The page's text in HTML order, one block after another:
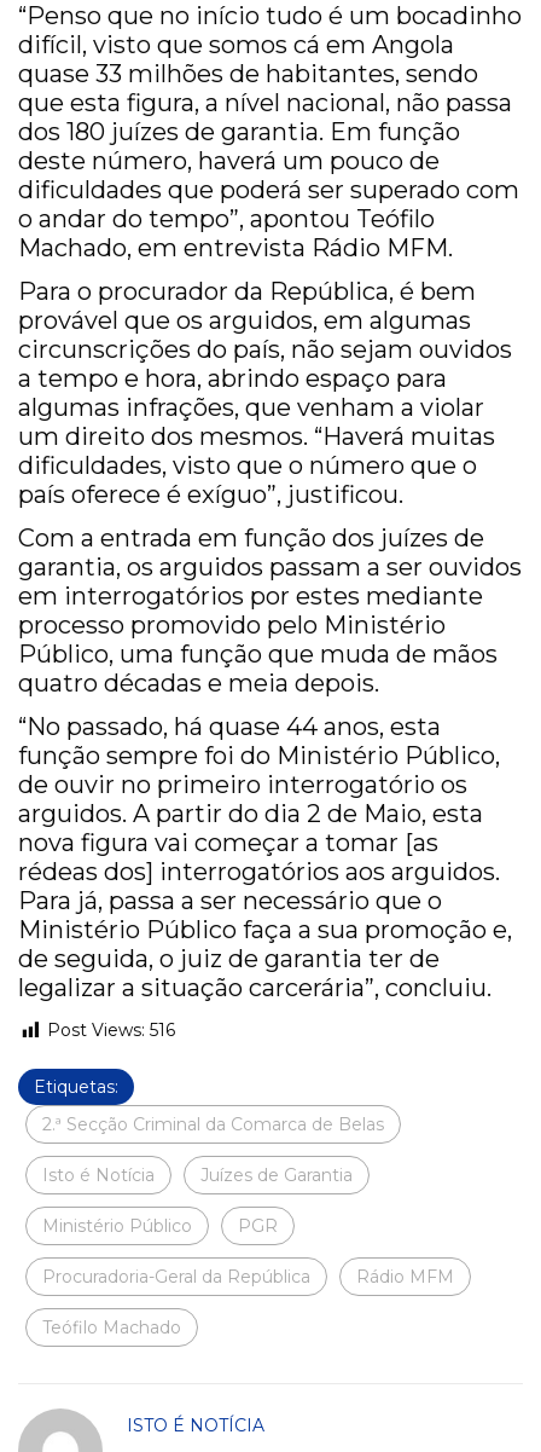
“Penso que no início tudo é um bocadinho
difícil, visto que somos cá em Angola
quase 33 milhões de habitantes, sendo
que esta figura, a nível nacional, não passa
dos 180 juízes de garantia. Em função
deste número, haverá um pouco de
dificuldades que poderá ser superado com
o andar do tempo”, apontou Teófilo
Machado, em entrevista Rádio MFM.
Para o procurador da República, é bem
provável que os arguidos, em algumas
circunscrições do país, não sejam ouvidos
a tempo e hora, abrindo espaço para
algumas infrações, que venham a violar
um direito dos mesmos. “Haverá muitas
dificuldades, visto que o número que o
país oferece é exíguo”, justificou.
Com a entrada em função dos juízes de
garantia, os arguidos passam a ser ouvidos
em interrogatórios por estes mediante
processo promovido pelo Ministério
Público, uma função que muda de mãos
quatro décadas e meia depois.
“No passado, há quase 44 anos, esta
função sempre foi do Ministério Público,
de ouvir no primeiro interrogatório os
arguidos. A partir do dia 2 de Maio, esta
nova figura vai começar a tomar [as
rédeas dos] interrogatórios aos arguidos.
Para já, passa a ser necessário que o
Ministério Público faça a sua promoção e,
de seguida, o juiz de garantia ter de
legalizar a situação carcerária”, concluiu.
Post Views: 516
Etiquetas:
2.ª Secção Criminal da Comarca de Belas
Isto é Notícia Juízes de Garantia
Ministério Público PGR
Procuradoria-Geral da República Rádio MFM
Teófilo Machado
ISTO É NOTÍCIA